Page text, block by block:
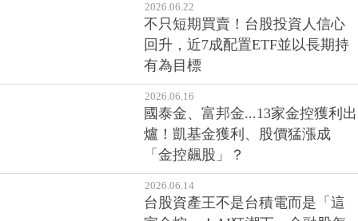
2026.06.22
不只短期買賣！台股投資人信心
回升，近7成配置ETF並以長期持
有為目標
2026.06.16
國泰金、富邦金...13家金控獲利出
爐！凱基金獲利、股價猛漲成
「金控飆股」？
2026.06.14